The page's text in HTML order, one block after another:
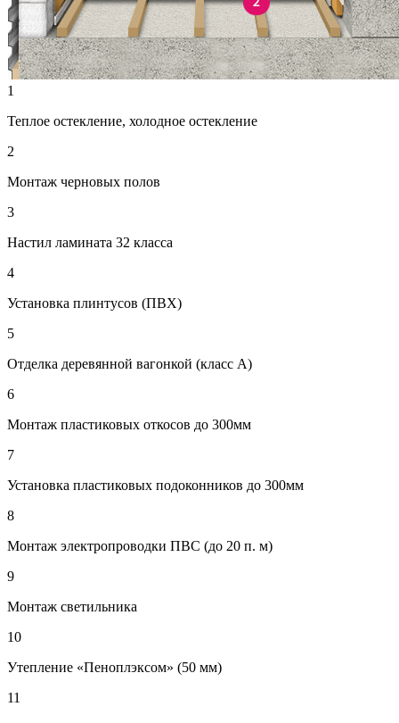
1
Теплое остекление, холодное остекление
2
Монтаж черновых полов
3
Настил ламината 32 класса
4
Установка плинтусов (ПВХ)
5
Отделка деревянной вагонкой (класс А)
6
Монтаж пластиковых откосов до 300мм
7
Установка пластиковых подоконников до 300мм
8
Монтаж электропроводки ПВС (до 20 п. м)
9
Монтаж светильника
10
Утепление «Пеноплэксом» (50 мм)
11